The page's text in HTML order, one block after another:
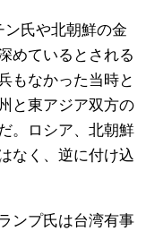
ン氏や北朝鮮の金
めているとされる
もなかった当時と
と東アジア双方の
。ロシア、北朝鮮
なく、逆に付け込
ンプ氏は台湾有事